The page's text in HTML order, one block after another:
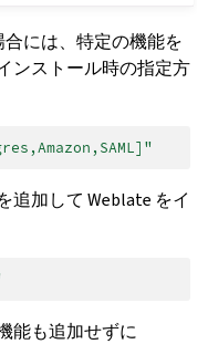
には、特定の機能を
ンストール時の指定方
追加して Weblate をイ
能も追加せずに